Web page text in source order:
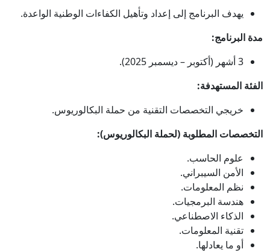
يهدف البرنامج إلى إعداد وتأهيل الكفاءات الوطنية الواعدة.
مدة البرنامج:
3 أشهر (أكتوبر – ديسمبر 2025).
الفئة المستهدفة:
خريجي التخصصات التقنية من حملة البكالوريوس.
التخصصات المطلوبة (لحملة البكالوريوس):
علوم الحاسب.
الأمن السيبراني.
نظم المعلومات.
هندسة البرمجيات.
الذكاء الاصطناعي.
تقنية المعلومات.
أو ما يعادلها.